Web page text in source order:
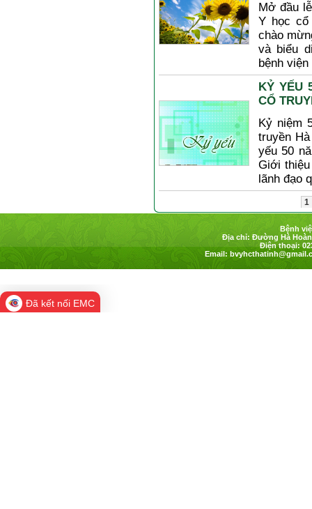
Mở đầu
Y học
chào
và biểu
bệnh viện
KỶ YẾU
CỔ
Kỷ niệm
truyền
yếu 50
Giới
lãnh đạo
1
Bệnh
Địa chỉ: Đường Hà
Điện thoại:
Email:
Đã kết nối EMC